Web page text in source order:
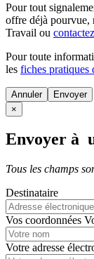
Pour tout
offre déjà pourvue,
Travail ou
Pour toute
les fiches pratiques
Annuler
×
Envoyer à
Tous les champs
Destinataire
Vos coordonnées
Votre adresse